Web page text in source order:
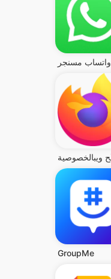
واتساب مسنجر
GroupMe